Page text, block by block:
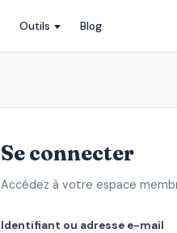
Outils Blog
Se connecter
Accédez à votre espace
Identifiant ou adresse e-mail